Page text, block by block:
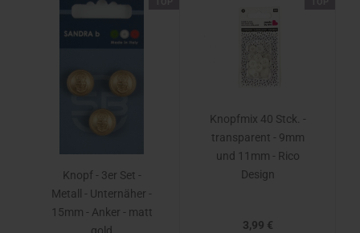
Knopf - 3er Set -
Metall - Unternäher -
15mm - Anker - matt
Knopfmix 40 Stck. -
transparent - 9mm
und 11mm - Rico
Design
3,99 €